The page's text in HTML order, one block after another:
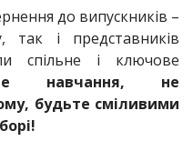
до випускників –
і представників
спільне і ключове
навчання, не
будьте сміливими